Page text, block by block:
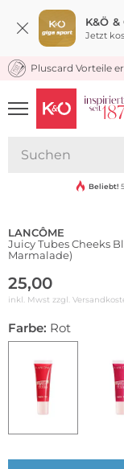
K&Ö &
Jetzt
Pluscard Vorteile
UNSERE APP
CLICK &
Beliebt!
LANCÔME
Juicy Tubes Cheeks
Marmalade)
25,00
inkl. Mwst zzgl.
Farbe: Rot